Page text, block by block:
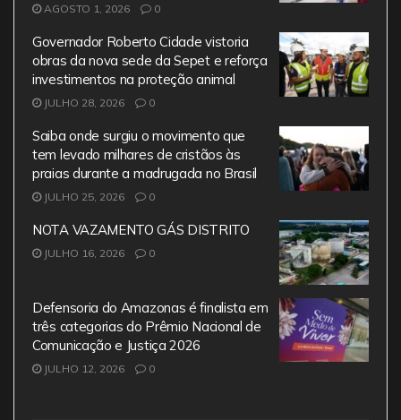
AGOSTO 1, 2026 0
Governador Roberto Cidade vistoria
obras da nova sede da Sepet e reforça
investimentos na proteção animal
JULHO 28, 2026 0
Saiba onde surgiu o movimento que
tem levado milhares de cristãos às
praias durante a madrugada no Brasil
JULHO 25, 2026 0
NOTA VAZAMENTO GÁS DISTRITO
JULHO 16, 2026 0
Defensoria do Amazonas é finalista em
três categorias do Prêmio Nacional de
Comunicação e Justiça 2026
JULHO 12, 2026 0